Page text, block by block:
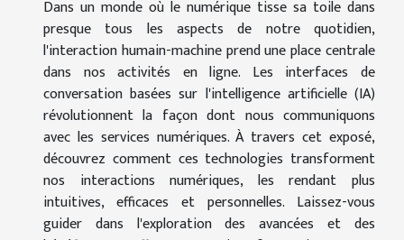
Dans un monde où le numérique tisse sa toile dans
presque tous les aspects de notre quotidien,
l'interaction humain-machine prend une place centrale
dans nos activités en ligne. Les interfaces de
conversation basées sur l'intelligence artificielle (IA)
révolutionnent la façon dont nous communiquons
avec les services numériques. À travers cet exposé,
découvrez comment ces technologies transforment
nos interactions numériques, les rendant plus
intuitives, efficaces et personnelles. Laissez-vous
guider dans l'exploration des avancées et des